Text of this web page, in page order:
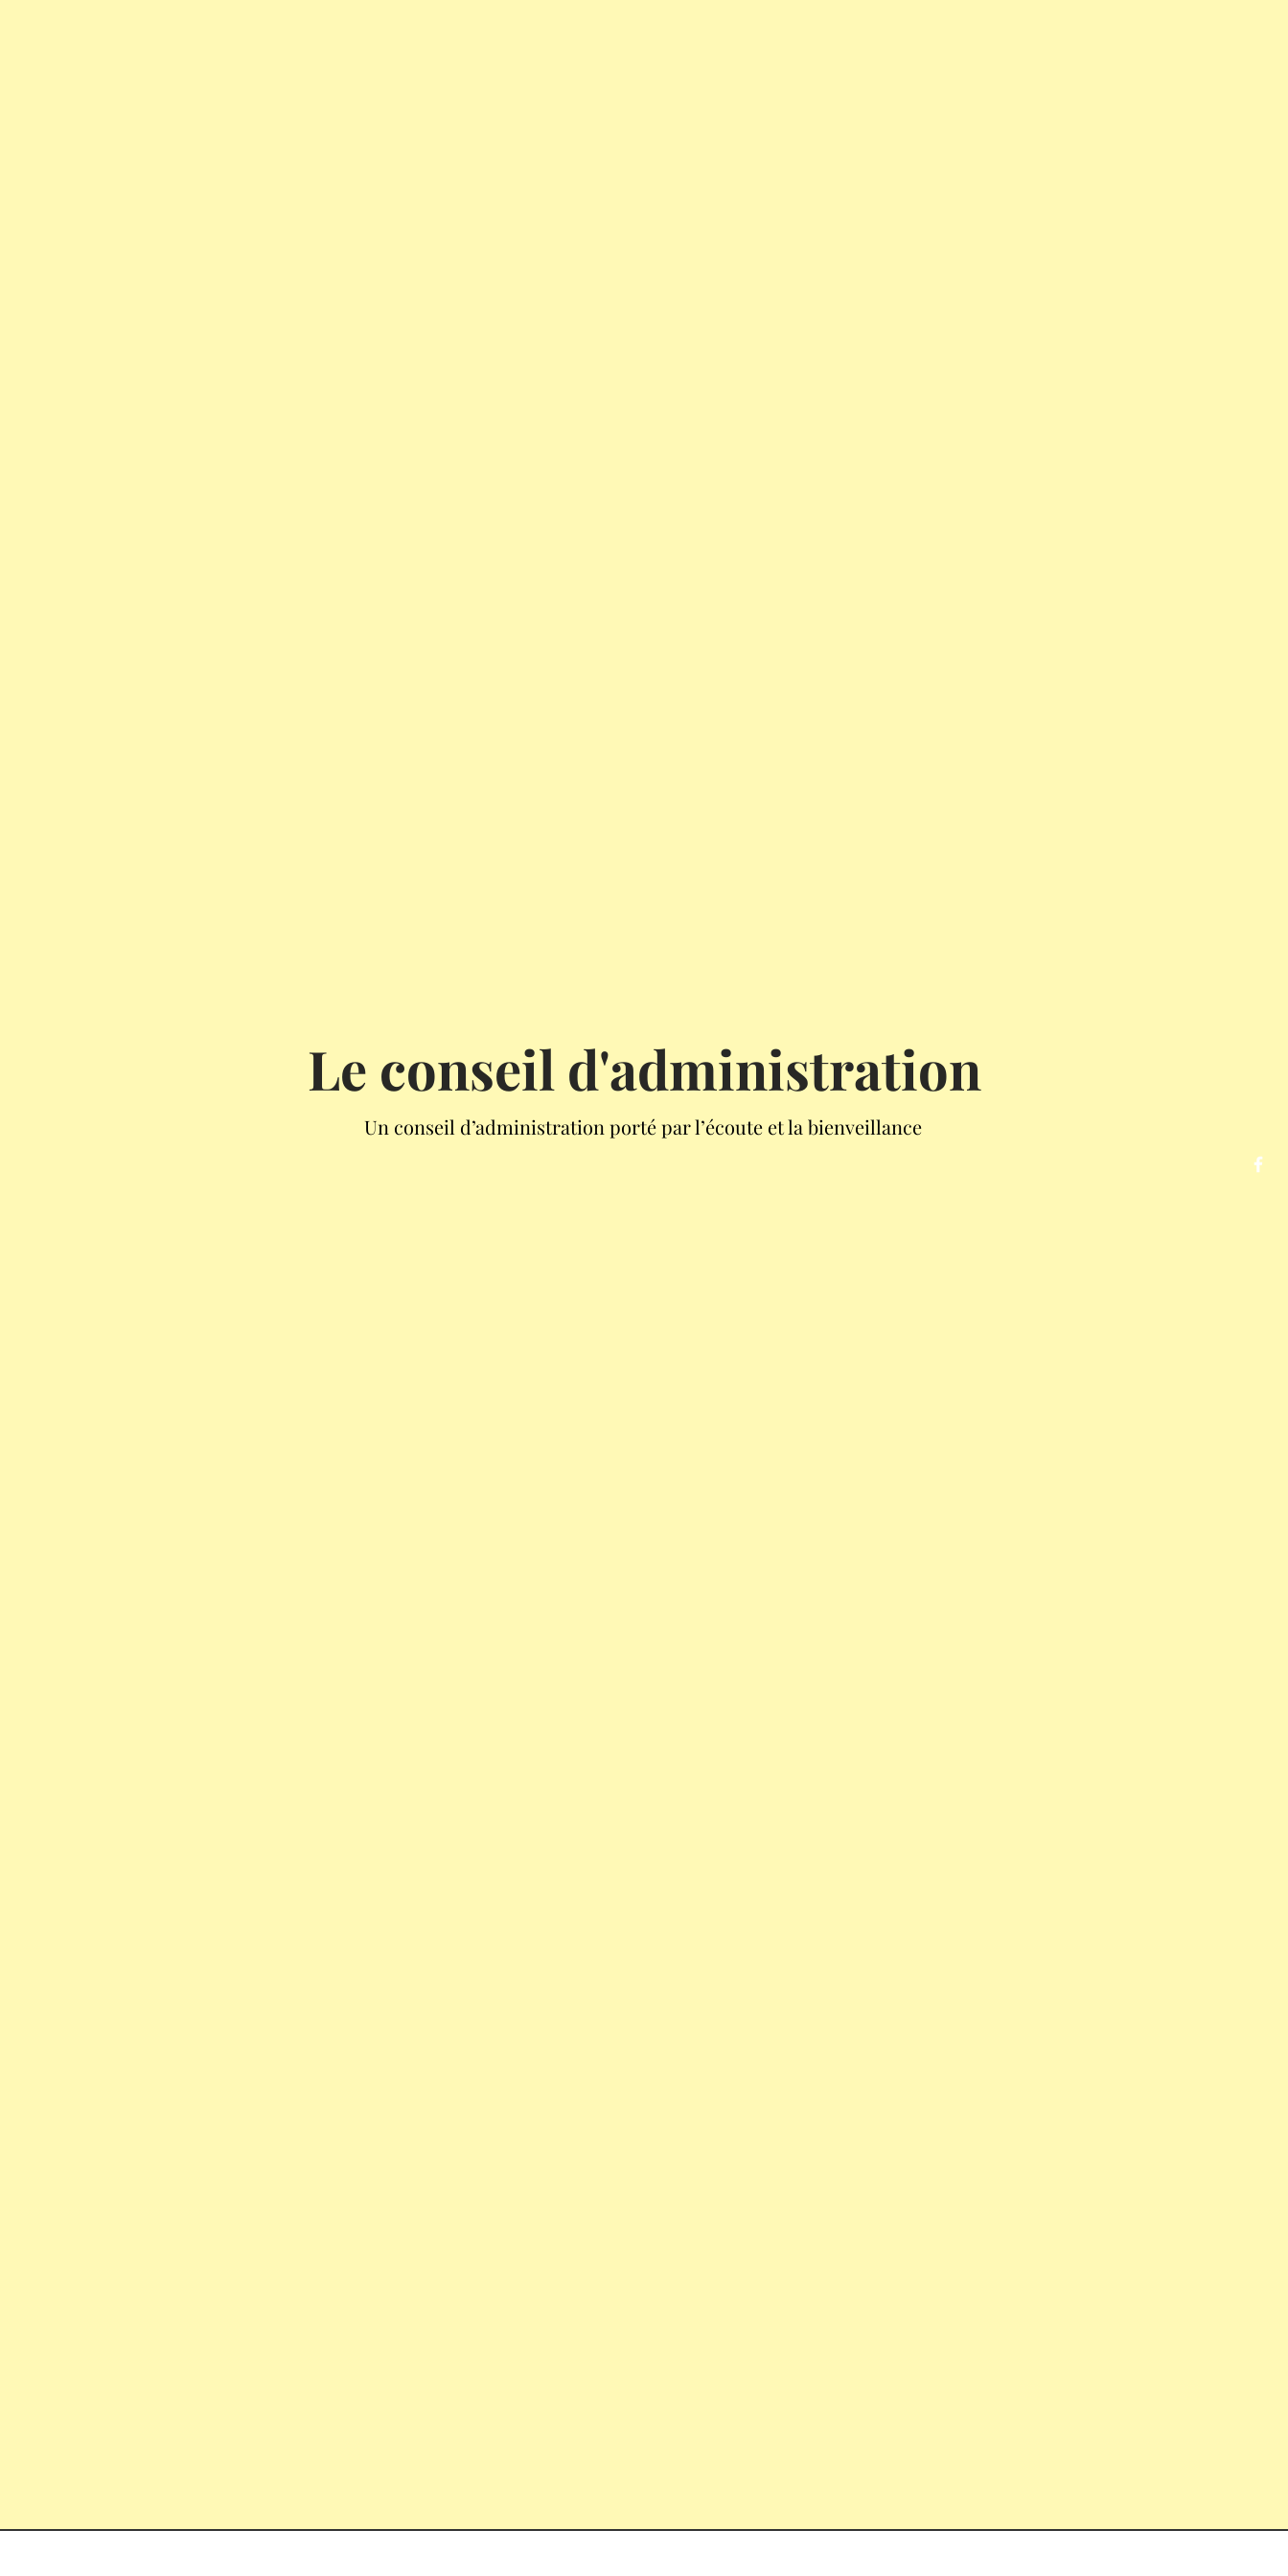
Le conseil d'administration
Un conseil d’administration porté par l’écoute et la bienveillance